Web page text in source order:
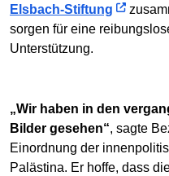
Elsbach-Stiftung
sorgen für eine
Unterstützung.
„Wir haben in den
Bilder gesehen“, sagte
Einordnung der
Palästina. Er hoffe, dass